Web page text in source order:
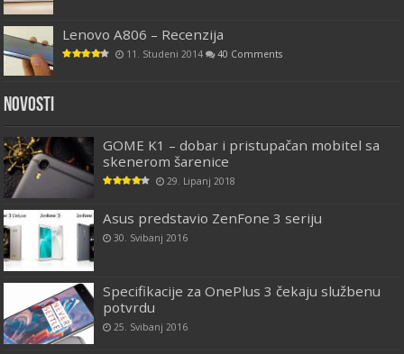
Lenovo A806 – Recenzija
11. Studeni 2014 40 Comments
Novosti
GOME K1 – dobar i pristupačan mobitel sa
skenerom šarenice
29. Lipanj 2018
Asus predstavio ZenFone 3 seriju
30. Svibanj 2016
Specifikacije za OnePlus 3 čekaju službenu
potvrdu
25. Svibanj 2016